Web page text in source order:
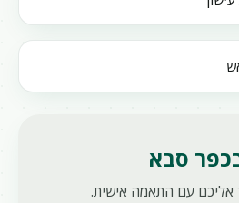
סבא
אליכם עם התאמה אישית.